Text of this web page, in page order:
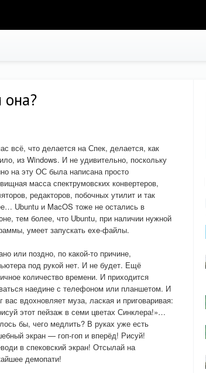
она?
всё, что делается на Спек, делается, как
из Windows. И не удивительно, поскольку
на эту ОС была написана просто
масса спектрумовских конвертеров,
редакторов, побочных утилит и так
Ubuntu и MacOS тоже не остались в
тем более, что Ubuntu, при наличии нужной
умеет запускать exe-файлы.
или поздно, по какой-то причине,
под рукой нет. И не будет. Ещё
количество времени. И приходится
наедине с телефоном или планшетом. И
вас вдохновляет муза, лаская и приговаривая:
этот пейзаж в семи цветах Синклера!»…
бы, чего медлить? В руках уже есть
экран — гоп-гоп и вперёд! Рисуй!
в спековский экран! Отсылай на
демопати!